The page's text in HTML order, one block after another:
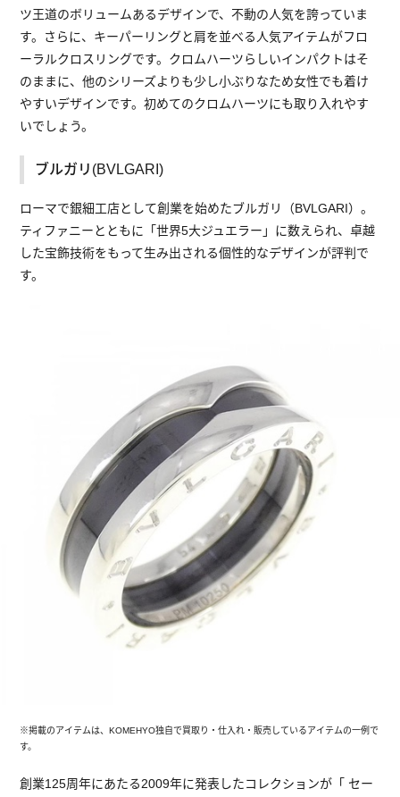
ツ王道のボリュームあるデザインで、不動の人気を誇っていま
す。さらに、キーパーリングと肩を並べる人気アイテムがフロ
ーラルクロスリングです。クロムハーツらしいインパクトはそ
のままに、他のシリーズよりも少し小ぶりなため女性でも着け
やすいデザインです。初めてのクロムハーツにも取り入れやす
いでしょう。
ブルガリ(BVLGARI)
ローマで銀細工店として創業を始めたブルガリ（BVLGARI）。
ティファニーとともに「世界5大ジュエラー」に数えられ、卓越
した宝飾技術をもって生み出される個性的なデザインが評判で
す。
※掲載のアイテムは、KOMEHYO独自で買取り・仕入れ・販売しているアイテムの一例で
す。
創業125周年にあたる2009年に発表したコレクションが「 セー